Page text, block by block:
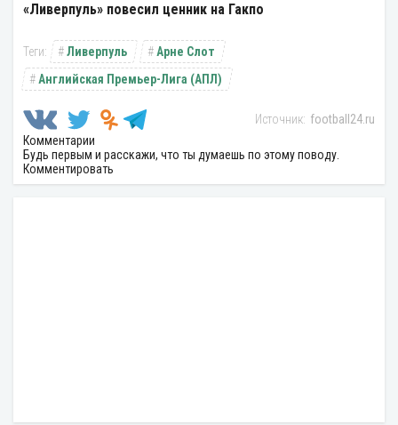
«Ливерпуль» повесил ценник на Гакпо
Ливерпуль
Арне Слот
Английская Премьер-Лига (АПЛ)
football24.ru
Комментарии
Будь первым и расскажи, что ты думаешь по этому поводу.
Комментировать